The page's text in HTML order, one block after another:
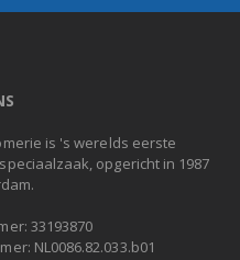
is 's werelds eerste
opgericht in 1987
33193870
NL0086.82.033.b01